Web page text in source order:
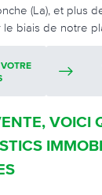
(La), et plus
biais de notre
VOICI